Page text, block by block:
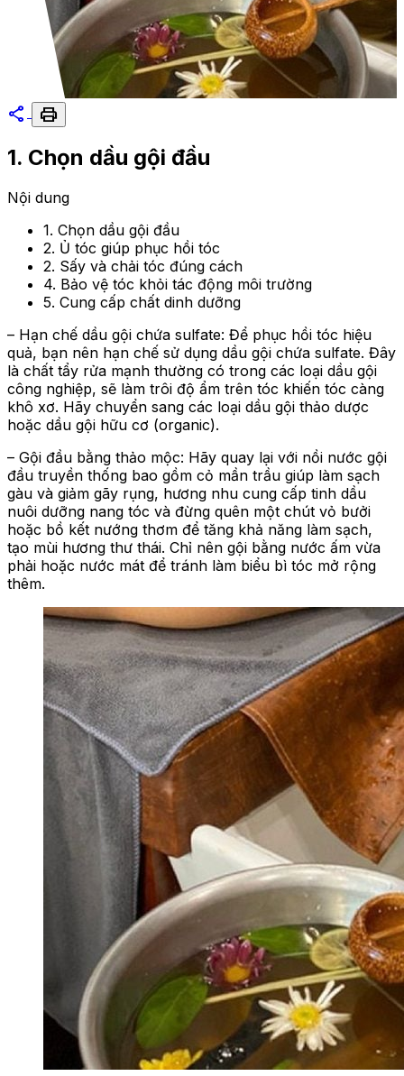
share print
1. Chọn dầu gội đầu
Nội dung
1. Chọn dầu gội đầu
2. Ủ tóc giúp phục hồi tóc
2. Sấy và chải tóc đúng cách
4. Bảo vệ tóc khỏi tác động môi trường
5. Cung cấp chất dinh dưỡng
– Hạn chế dầu gội chứa sulfate: Để phục hồi tóc hiệu
quả, bạn nên hạn chế sử dụng dầu gội chứa sulfate. Đây
là chất tẩy rửa mạnh thường có trong các loại dầu gội
công nghiệp, sẽ làm trôi độ ẩm trên tóc khiến tóc càng
khô xơ. Hãy chuyển sang các loại dầu gội thảo dược
hoặc dầu gội hữu cơ (organic).
– Gội đầu bằng thảo mộc: Hãy quay lại với nồi nước gội
đầu truyền thống bao gồm cỏ mần trầu giúp làm sạch
gàu và giảm gãy rụng, hương nhu cung cấp tinh dầu
nuôi dưỡng nang tóc và đừng quên một chút vỏ bưởi
hoặc bồ kết nướng thơm để tăng khả năng làm sạch,
tạo mùi hương thư thái. Chỉ nên gội bằng nước ấm vừa
phải hoặc nước mát để tránh làm biểu bì tóc mở rộng
thêm.